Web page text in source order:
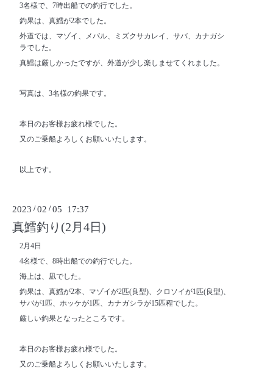
3名様で、7時出船での釣行でした。
釣果は、真鱈が2本でした。
外道では、マゾイ、メバル、ミズクサカレイ、サバ、カナガシ
ラでした。
真鱈は厳しかったですが、外道が少し楽しませてくれました。
写真は、3名様の釣果です。
本日のお客様お疲れ様でした。
又のご乗船よろしくお願いいたします。
以上です。
2023 /02 /05 17:37
真鱈釣り(2月4日)
2月4日
4名様で、8時出船での釣行でした。
海上は、凪でした。
釣果は、真鱈が2本、マゾイが2匹(良型)、クロソイが1匹(良型)、
サバが1匹、ホッケが1匹、カナガシラが15匹程でした。
厳しい釣果となったところです。
本日のお客様お疲れ様でした。
又のご乗船よろしくお願いいたします。